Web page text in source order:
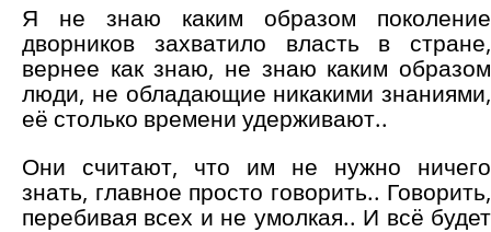
Я не знаю каким образом поколение
дворников захватило власть в стране,
вернее как знаю, не знаю каким образом
люди, не обладающие никакими знаниями,
её столько времени удерживают..
Они считают, что им не нужно ничего
знать, главное просто говорить.. Говорить,
перебивая всех и не умолкая.. И всё будет